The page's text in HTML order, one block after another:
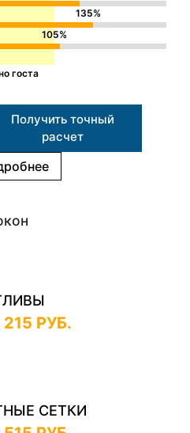
135%
105%
госта
Получить точный
расчет
215 РУБ.
СЕТКИ